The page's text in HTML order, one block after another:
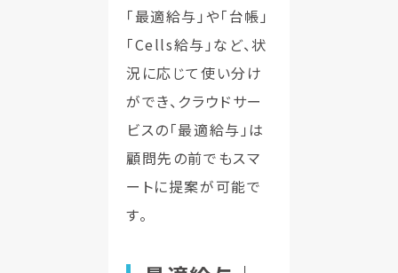
「最適給与」や「台帳」
「Cells給与」など、状
況に応じて使い分け
ができ、クラウドサー
ビスの「最適給与」は
顧問先の前でもスマ
ートに提案が可能で
す。